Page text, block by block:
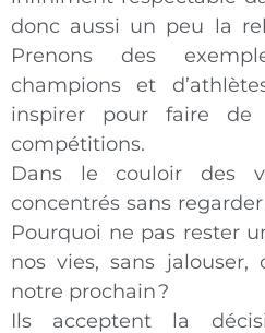
donc aussi un peu la
Prenons des
champions et
inspirer pour faire
compétitions.
Dans le couloir des
concentrés sans
Pourquoi ne pas rester
nos vies, sans
notre prochain ?
Ils acceptent la